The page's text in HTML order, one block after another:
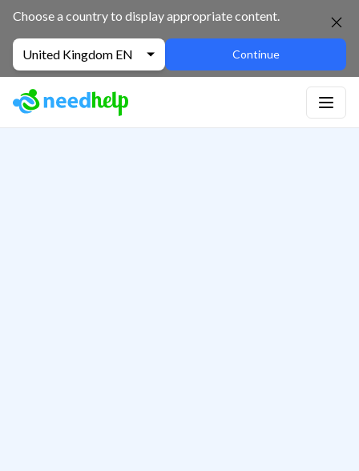
Choose a country to display appropriate content.
United Kingdom EN Continue